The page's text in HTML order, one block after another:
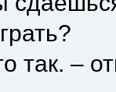
так. –